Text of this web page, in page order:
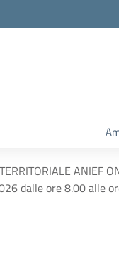
ANIEF
dalle ore 8.00 alle